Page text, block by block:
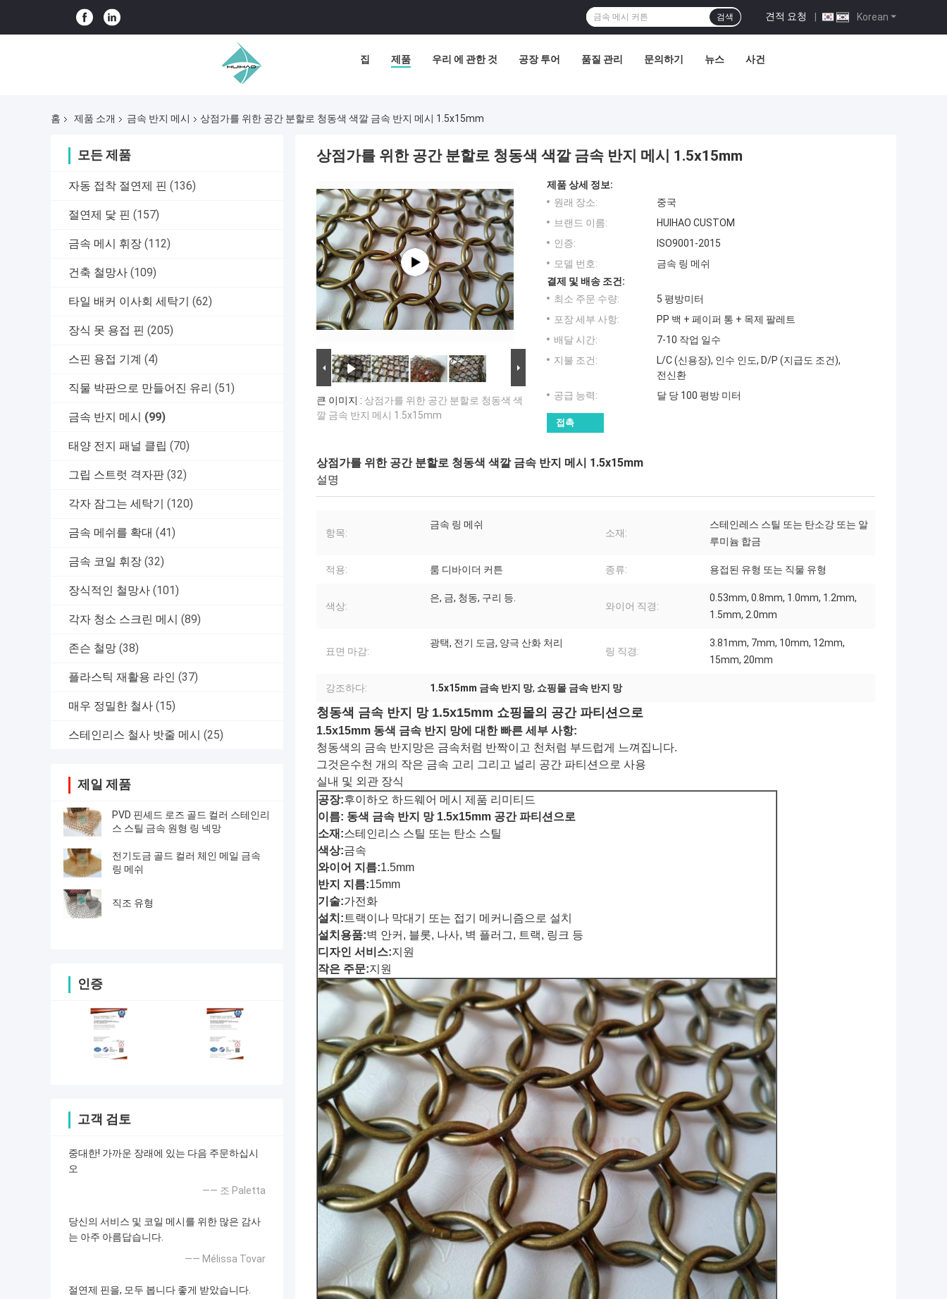
Korean
견적 요청 |
검색
집 제품 우리 에 관한 것 공장 투어 품질 관리 문의하기 뉴스 사건
홈 제품 소개 금속 반지 메시 상점가를 위한 공간 분할로 청동색 색깔 금속 반지 메시 1.5x15mm
모든 제품
자동 접착 절연제 핀 (136)
절연제 닻 핀 (157)
금속 메시 휘장 (112)
건축 철망사 (109)
타일 배커 이사회 세탁기 (62)
장식 못 용접 핀 (205)
스핀 용접 기계 (4)
직물 박판으로 만들어진 유리 (51)
금속 반지 메시 (99)
태양 전지 패널 클립 (70)
그립 스트럿 격자판 (32)
각자 잠그는 세탁기 (120)
금속 메쉬를 확대 (41)
금속 코일 휘장 (32)
장식적인 철망사 (101)
각자 청소 스크린 메시 (89)
존슨 철망 (38)
플라스틱 재활용 라인 (37)
매우 정밀한 철사 (15)
스테인리스 철사 밧줄 메시 (25)
제일 제품
PVD 핀셰드 로즈 골드 컬러 스테인리
스 스틸 금속 원형 링 넥망
전기도금 골드 컬러 체인 메일 금속
링 메쉬
직조 유형
인증
고객 검토
중대한! 가까운 장래에 있는 다음 주문하십시
오
—— 조 Paletta
당신의 서비스 및 코일 메시를 위한 많은 감사
는 아주 아름답습니다.
—— Mélissa Tovar
절연제 핀을, 모두 봅니다 좋게 받았습니다.
상점가를 위한 공간 분할로 청동색 색깔 금속 반지 메시 1.5x15mm
큰 이미지 : 상점가를 위한 공간 분할로 청동색 색
깔 금속 반지 메시 1.5x15mm
제품 상세 정보:
원래 장소:
중국
브랜드 이름:
HUIHAO CUSTOM
인증:
ISO9001-2015
모델 번호:
금속 링 메쉬
결제 및 배송 조건:
최소 주문 수량:
5 평방미터
포장 세부 사항:
PP 백 + 페이퍼 통 + 목제 팔레트
배달 시간:
7-10 작업 일수
지불 조건:
L/C (신용장), 인수 인도, D/P (지급도 조건),
전신환
공급 능력:
달 당 100 평방 미터
접촉
상점가를 위한 공간 분할로 청동색 색깔 금속 반지 메시 1.5x15mm
설명
항목:
금속 링 메쉬
소재:
스테인레스 스틸 또는 탄소강 또는 알
루미늄 합금
적용: 룸 디바이더 커튼 종류: 용접된 유형 또는 직물 유형
색상:
은, 금, 청동, 구리 등.
와이어 직경:
0.53mm, 0.8mm, 1.0mm, 1.2mm,
1.5mm, 2.0mm
표면 마감:
광택, 전기 도금, 양극 산화 처리
링 직경:
3.81mm, 7mm, 10mm, 12mm,
15mm, 20mm
강조하다: 1.5x15mm 금속 반지 망, 쇼핑몰 금속 반지 망
청동색 금속 반지 망 1.5x15mm 쇼핑몰의 공간 파티션으로
1.5x15mm 동색 금속 반지 망에 대한 빠른 세부 사항:
청동색의 금속 반지망은 금속처럼 반짝이고 천처럼 부드럽게 느껴집니다.
그것은수천 개의 작은 금속 고리 그리고 널리 공간 파티션으로 사용
실내 및 외관 장식
공장:후이하오 하드웨어 메시 제품 리미티드
이름: 동색 금속 반지 망 1.5x15mm 공간 파티션으로
소재:스테인리스 스틸 또는 탄소 스틸
색상:금속
와이어 지름:1.5mm
반지 지름:15mm
기술:가전화
설치: 트랙이나 막대기 또는 접기 메커니즘으로 설치
설치용품:벽 안커, 블롯, 나사, 벽 플러그, 트랙, 링크 등
디자인 서비스:지원
작은 주문:지원